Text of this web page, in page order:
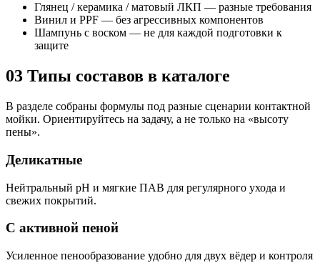
Глянец / керамика / матовый ЛКП — разные требования
Винил и PPF — без агрессивных компонентов
Шампунь с воском — не для каждой подготовки к
защите
03 Типы составов в каталоге
В разделе собраны формулы под разные сценарии контактной
мойки. Ориентируйтесь на задачу, а не только на «высоту
пены».
Деликатные
Нейтральный pH и мягкие ПАВ для регулярного ухода и
свежих покрытий.
С активной пеной
Усиленное пенообразование удобно для двух вёдер и контроля